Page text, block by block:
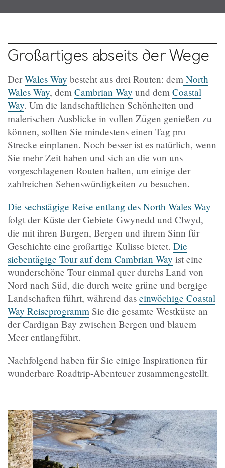
Großartiges abseits der Wege
DerWales Way besteht aus drei Routen: dem North
Wales Way, dem Cambrian Way und dem Coastal
Way. Um die landschaftlichen Schönheiten und
malerischen Ausblicke in vollen Zügen genießen zu
können, sollten Sie mindestens einen Tag pro
Strecke einplanen. Noch besser ist es natürlich, wenn
Sie mehr Zeit haben und sich an die von uns
vorgeschlagenen Routen halten, um einige der
zahlreichen Sehenswürdigkeiten zu besuchen.
Die sechstägige Reise entlang des North Wales Way
folgt der Küste der Gebiete Gwynedd und Clwyd,
die mit ihren Burgen, Bergen und ihrem Sinn für
Geschichte eine großartige Kulisse bietet. Die
siebentägige Tour auf dem Cambrian Way ist eine
wunderschöne Tour einmal quer durchs Land von
Nord nach Süd, die durch weite grüne und bergige
Landschaften führt, während das einwöchige Coastal
Way Reiseprogramm Sie die gesamte Westküste an
der Cardigan Bay zwischen Bergen und blauem
Meer entlangführt.
Nachfolgend haben für Sie einige Inspirationen für
wunderbare Roadtrip-Abenteuer zusammengestellt.